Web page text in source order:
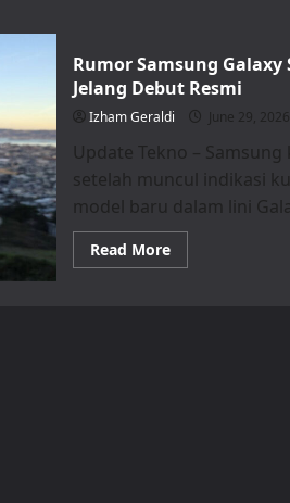
Rumor Samsung Galaxy
Jelang Debut Resmi
Izham Geraldi June 29, 2026
Update Tekno –
setelah muncul indikasi
model baru dalam lini
Read MoreRead
more